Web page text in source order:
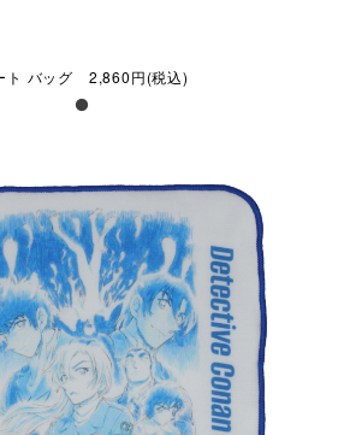
ト バッグ 2,860円(税込)